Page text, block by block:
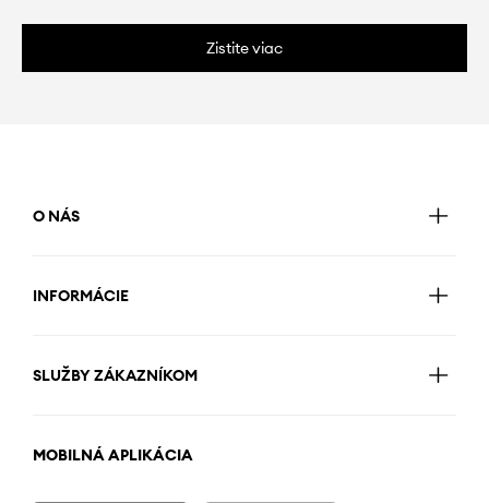
Zistite viac
O NÁS
INFORMÁCIE
SLUŽBY ZÁKAZNÍKOM
MOBILNÁ APLIKÁCIA